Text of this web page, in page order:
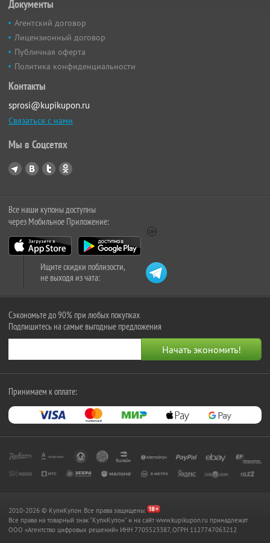
Документы
Агентский договор
Лицензионный договор
Публичная оферта
Политика конфиденциальности
Контакты
sprosi@kupikupon.ru
Связаться с нами
Мы в Соцсетях
Все наши купоны доступны
через Мобильное Приложение:
Ищите скидки поблизости,
не выходя из чата:
Сэкономьте до 90% при любых покупках
Подпишитесь на самые выгодные предложения
Принимаем к оплате:
2010-2026 © КупиКупон. Все права защищены.
Все права на товарный знак "КупиКупон" и на сайт www.kupikupon.ru принадлежат
OOO «Агентство цифровых решений» ИНН 7705523387, ОГРН 1127747063212